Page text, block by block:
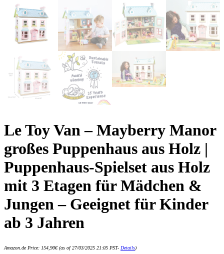
Le Toy Van – Mayberry Manor
großes Puppenhaus aus Holz |
Puppenhaus-Spielset aus Holz
mit 3 Etagen für Mädchen &
Jungen – Geeignet für Kinder
ab 3 Jahren
Amazon.de Price: 154,90€(as of 27/03/2025 21:05 PST- Details)